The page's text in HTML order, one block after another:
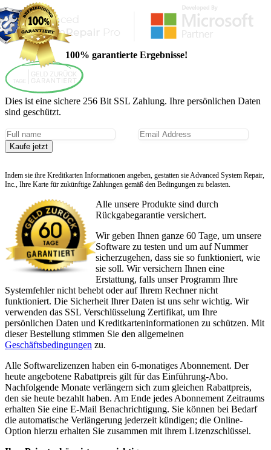
100% garantierte Ergebnisse!
Dies ist eine sichere 256 Bit SSL Zahlung. Ihre persönlichen Daten
sind geschützt.
Kaufe jetzt
Indem sie ihre Kreditkarten Informationen angeben, gestatten sie Advanced System Repair,
Inc., Ihre Karte für zukünftige Zahlungen gemäß den Bedingungen zu belasten.
Alle unsere Produkte sind durch
Rückgabegarantie versichert.
Wir geben Ihnen ganze 60 Tage, um unsere
Software zu testen und um auf Nummer
sicherzugehen, dass sie so funktioniert, wie
sie soll. Wir versichern Ihnen eine
Erstattung, falls unser Programm Ihre
Systemfehler nicht behebt oder auf Ihrem Rechner nicht
funktioniert. Die Sicherheit Ihrer Daten ist uns sehr wichtig. Wir
verwenden das SSL Verschlüsselung Zertifikat, um Ihre
persönlichen Daten und Kreditkarteninformationen zu schützen. Mit
dieser Bestellung stimmen Sie den allgemeinen
Geschäftsbedingungen zu.
Alle Softwarelizenzen haben ein 6-monatiges Abonnement. Der
heute angebotene Rabattpreis gilt für das Einführung-Abo.
Nachfolgende Monate verlängern sich zum gleichen Rabattpreis,
den sie heute bezahlt haben. Am Ende jedes Abonnement Zeitraums
erhalten Sie eine E-Mail Benachrichtigung. Sie können bei Bedarf
die automatische Verlängerung jederzeit kündigen; die Online-
Option hierzu erhalten Sie zusammen mit ihrem Lizenzschlüssel.